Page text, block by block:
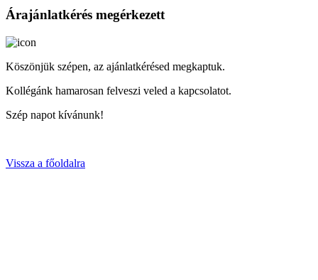
Árajánlatkérés megérkezett
Köszönjük szépen, az ajánlatkérésed megkaptuk.
Kollégánk hamarosan felveszi veled a kapcsolatot.
Szép napot kívánunk!
Vissza a főoldalra